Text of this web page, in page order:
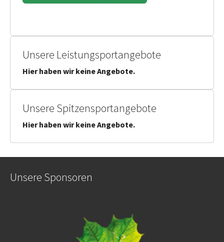
Unsere Leistungsportangebote
Hier haben wir keine Angebote.
Unsere Spitzensportangebote
Hier haben wir keine Angebote.
Unsere Sponsoren